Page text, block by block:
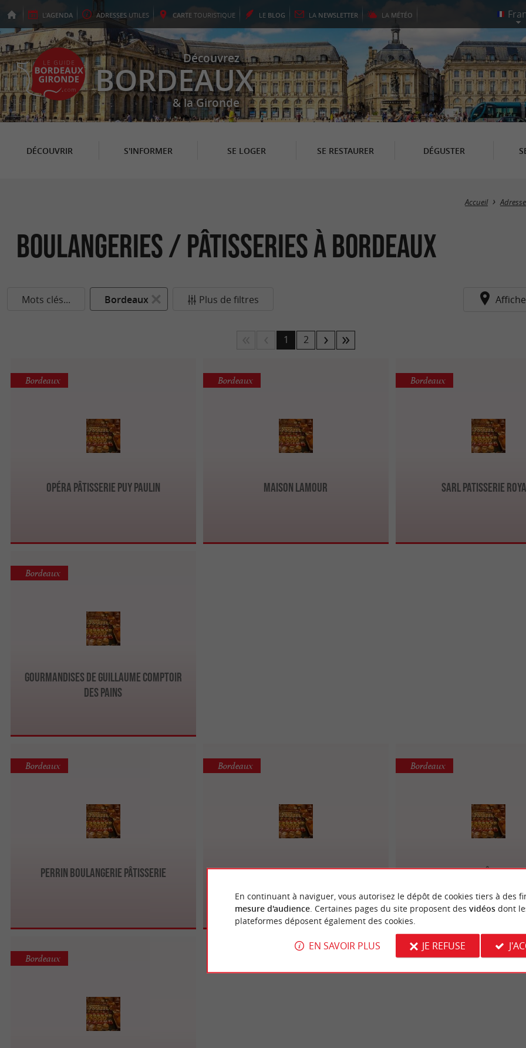
L'AGENDA ADRESSES UTILES CARTE TOURISTIQUE LE BLOG LA NEWSLETTER LA MÉTÉO
Découvrez
BORDEAUX
& la Gironde
DÉCOUVRIR S'INFORMER SE LOGER SE RESTAURER DÉGUSTER
Accueil
Boulangeries / Pâtisseries à Bordeaux
Mots clés... Bordeaux Plus de filtres
1 2
Opéra Pâtisserie Puy Paulin
Bordeaux
Maison Lamour
Bordeaux
SARL Patisserie
Bordeaux
Gourmandises De Guillaume comptoir
Des Pains
Bordeaux
Perrin Boulangerie Pâtisserie
Bordeaux
Boulangerie Lachenal Laurent
Bordeaux
Boulangerie-Pâtisserie
Bordeaux
Bordeaux
En continuant à naviguer, vous autorisez le dépôt de cookies tiers à des
mesure d'audience. Certaines pages du site proposent des vidéosdont
plateformes déposent également des cookies.
EN SAVOIR PLUS JE REFUSE